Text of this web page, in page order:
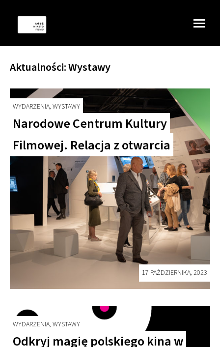
Aktualności:Wystawy
WYDARZENIA, WYSTAWY
Narodowe Centrum Kultury
Filmowej. Relacja z otwarcia
17 PAŹDZIERNIKA, 2023
WYDARZENIA, WYSTAWY
Odkryj magię polskiego kina w